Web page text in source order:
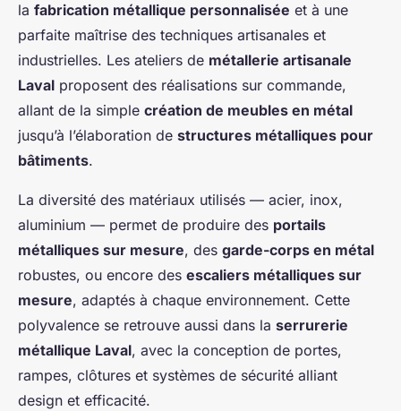
la fabrication métallique personnalisée et à une
parfaite maîtrise des techniques artisanales et
industrielles. Les ateliers de métallerie artisanale
Laval proposent des réalisations sur commande,
allant de la simple création de meubles en métal
jusqu’à l’élaboration de structures métalliques pour
bâtiments.
La diversité des matériaux utilisés — acier, inox,
aluminium — permet de produire des portails
métalliques sur mesure, des garde-corps en métal
robustes, ou encore des escaliers métalliques sur
mesure, adaptés à chaque environnement. Cette
polyvalence se retrouve aussi dans la serrurerie
métallique Laval, avec la conception de portes,
rampes, clôtures et systèmes de sécurité alliant
design et efficacité.